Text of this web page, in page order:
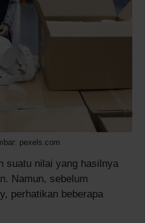
pexels.com
suatu nilai yang hasilnya
Namun, sebelum
perhatikan beberapa